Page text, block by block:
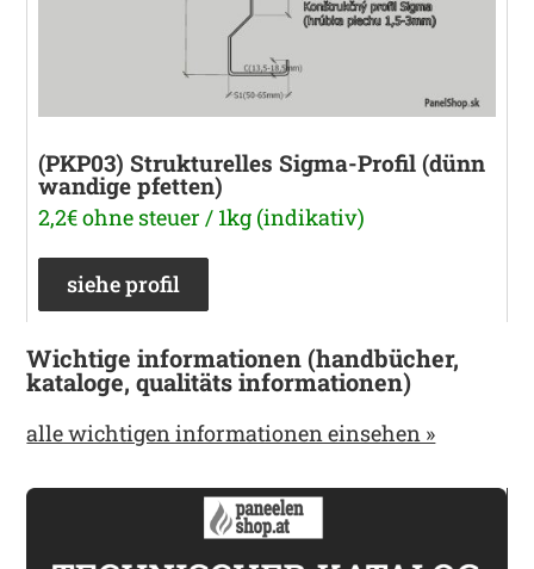
(PKP03) Strukturelles Sigma-Profil (dünn
wandige pfetten)
2,2€ ohne steuer / 1kg (indikativ)
siehe profil
Wichtige informationen (handbücher,
kataloge, qualitäts informationen)
alle wichtigen informationen einsehen »